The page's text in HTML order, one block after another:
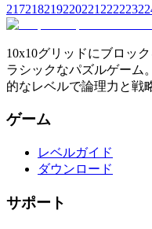
217218219220221 222223
10x10グリッドにブロッ
ラシックなパズルゲーム
的なレベルで論理力と戦
ゲーム
レベルガイド
ダウンロード
サポート